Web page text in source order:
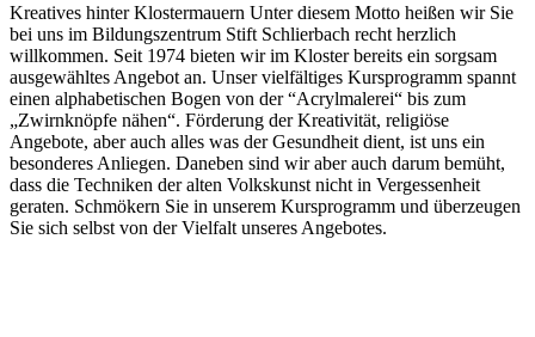
Kreatives hinter Klostermauern Unter diesem Motto heißen wir Sie
bei uns im Bildungszentrum Stift Schlierbach recht herzlich
willkommen. Seit 1974 bieten wir im Kloster bereits ein sorgsam
ausgewähltes Angebot an. Unser vielfältiges Kursprogramm spannt
einen alphabetischen Bogen von der “Acrylmalerei“ bis zum
„Zwirnknöpfe nähen“. Förderung der Kreativität, religiöse
Angebote, aber auch alles was der Gesundheit dient, ist uns ein
besonderes Anliegen. Daneben sind wir aber auch darum bemüht,
dass die Techniken der alten Volkskunst nicht in Vergessenheit
geraten. Schmökern Sie in unserem Kursprogramm und überzeugen
Sie sich selbst von der Vielfalt unseres Angebotes.